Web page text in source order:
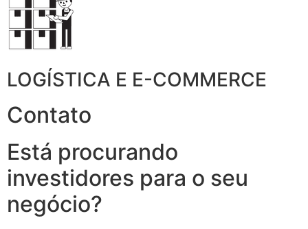
LOGÍSTICA E E-COMMERCE
Contato
Está procurando
investidores para o seu
negócio?